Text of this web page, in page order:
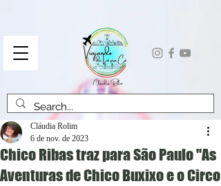
Chico Ribas traz para São Paulo "As
Aventuras de Chico Buxixo e o Circo
Cláudia Rolim
6 de nov. de 2023